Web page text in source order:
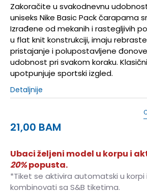
Zakoračite u svakodnevnu
uniseks Nike Basic Pack čarapama
Izrađene od mekanih i rastegljivih
u flat knit konstrukciji, imaju
pristajanje i polupostavljene
udobnost pri svakom koraku.
upotpunjuje sportski izgled.
Detaljnije
21,00 BAM
Ubaci željeni model u korpu i
20%popusta.
*Tiket se aktivira automatski u korpi
kombinovati sa S&B tiketima.